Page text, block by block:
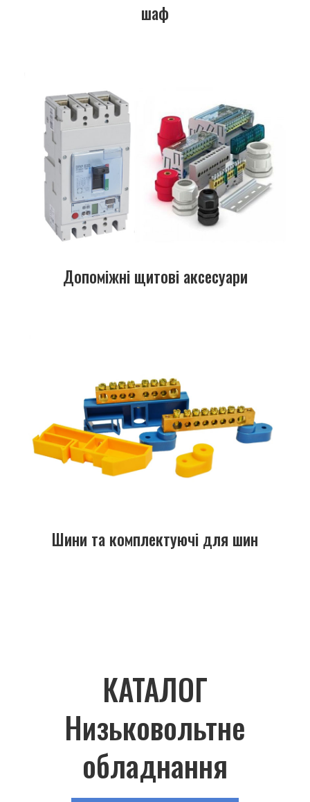
шаф
Допоміжні щитові аксесуари
Шини та комплектуючі для шин
КАТАЛОГ
Низьковольтне
обладнання